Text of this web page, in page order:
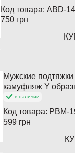
Код товара:ABD-
750 грн
Мужские
камуфляж Y
в наличии
Код товара: PBM-
599 грн